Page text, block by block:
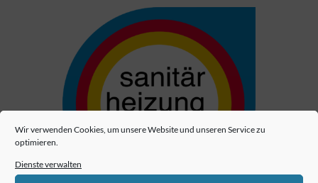
Wir verwenden Cookies, um unsere Website und unseren Service zu
optimieren.
Dienste verwalten